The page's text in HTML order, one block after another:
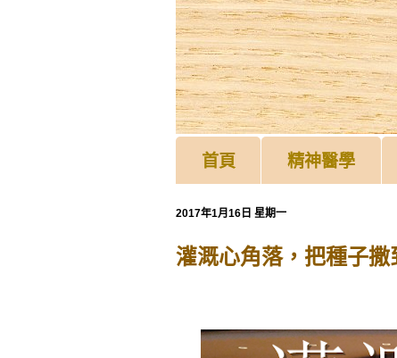
首頁 精神醫學
2017年1月16日 星期一
灌溉心角落，把種子撒